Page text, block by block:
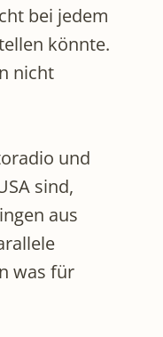
bei jedem
könnte.
nicht
und
sind,
aus
was für